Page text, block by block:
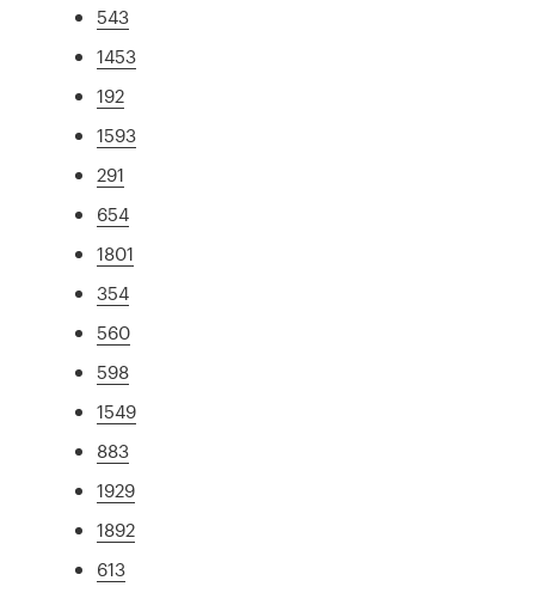
543
1453
192
1593
291
654
1801
354
560
598
1549
883
1929
1892
613